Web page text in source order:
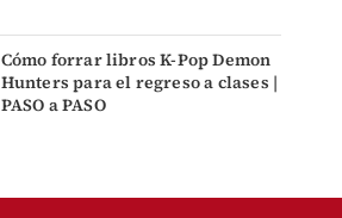
Cómo forrar libros K-Pop Demon
Hunters para el regreso a clases |
PASO a PASO